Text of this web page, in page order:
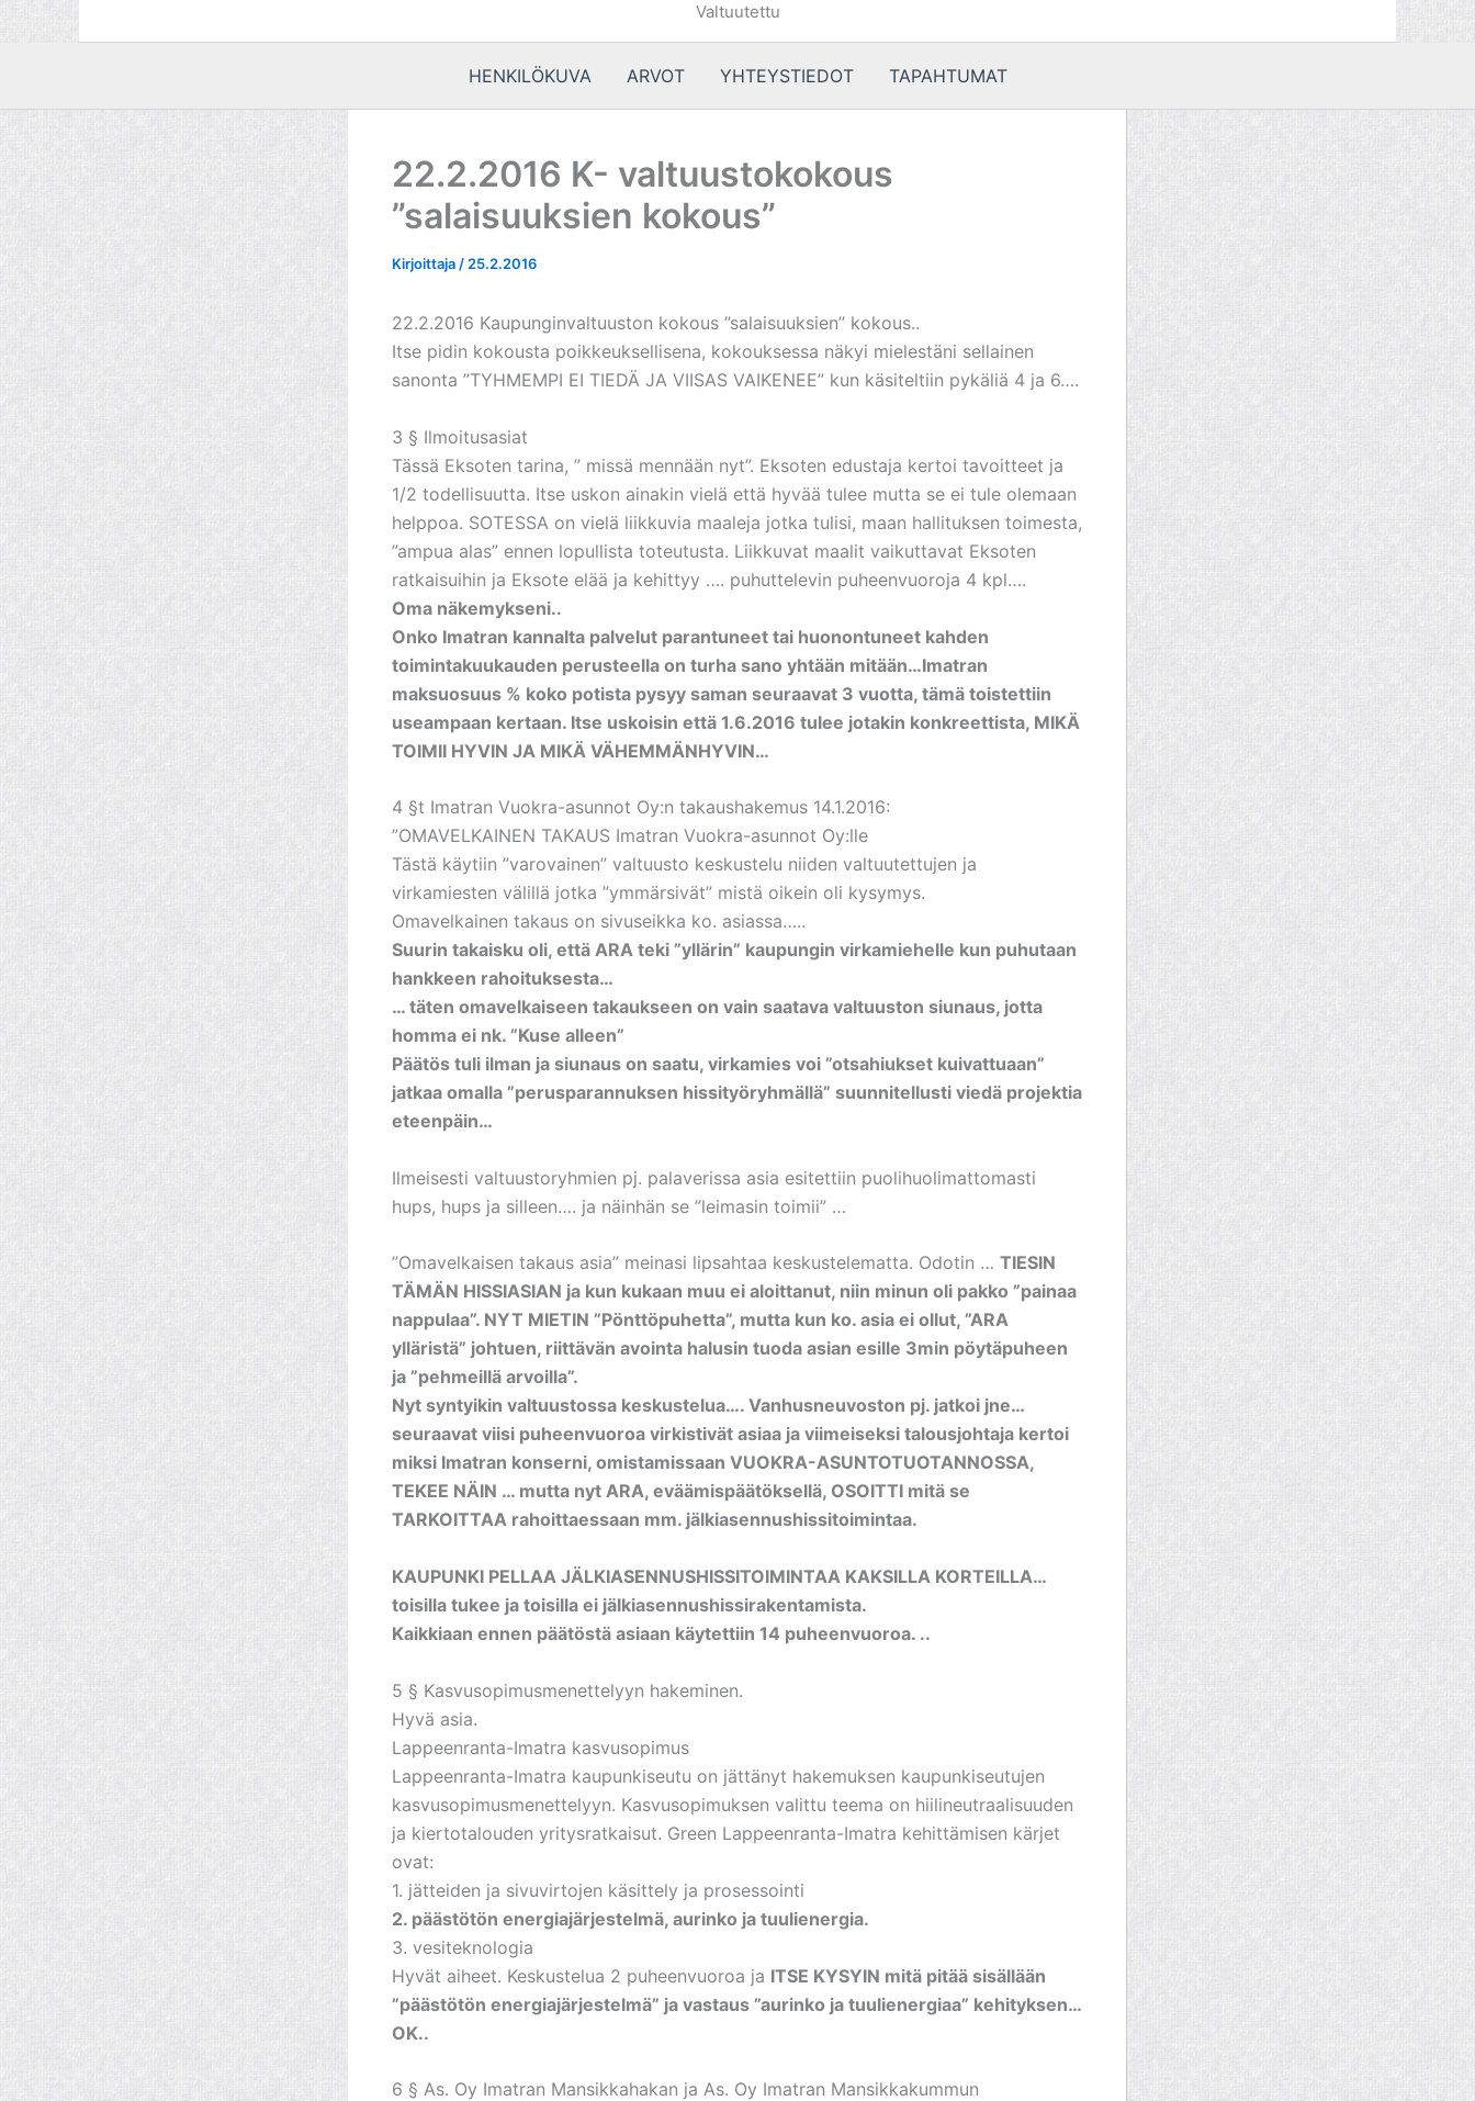
Valtuutettu
HENKILÖKUVA ARVOT YHTEYSTIEDOT TAPAHTUMAT
22.2.2016 K- valtuustokokous
”salaisuuksien kokous”
Kirjoittaja / 25.2.2016
22.2.2016 Kaupunginvaltuuston kokous ”salaisuuksien” kokous..
Itse pidin kokousta poikkeuksellisena, kokouksessa näkyi mielestäni sellainen
sanonta ”TYHMEMPI EI TIEDÄ JA VIISAS VAIKENEE” kun käsiteltiin pykäliä 4 ja 6….
3 § Ilmoitusasiat
Tässä Eksoten tarina, ” missä mennään nyt”. Eksoten edustaja kertoi tavoitteet ja
1/2 todellisuutta. Itse uskon ainakin vielä että hyvää tulee mutta se ei tule olemaan
helppoa. SOTESSA on vielä liikkuvia maaleja jotka tulisi, maan hallituksen toimesta,
”ampua alas” ennen lopullista toteutusta. Liikkuvat maalit vaikuttavat Eksoten
ratkaisuihin ja Eksote elää ja kehittyy …. puhuttelevin puheenvuoroja 4 kpl….
Oma näkemykseni..
Onko Imatran kannalta palvelut parantuneet tai huonontuneet kahden
toimintakuukauden perusteella on turha sano yhtään mitään…Imatran
maksuosuus % koko potista pysyy saman seuraavat 3 vuotta, tämä toistettiin
useampaan kertaan. Itse uskoisin että 1.6.2016 tulee jotakin konkreettista, MIKÄ
TOIMII HYVIN JA MIKÄ VÄHEMMÄNHYVIN…
4 §t Imatran Vuokra-asunnot Oy:n takaushakemus 14.1.2016:
”OMAVELKAINEN TAKAUS Imatran Vuokra-asunnot Oy:lle
Tästä käytiin ”varovainen” valtuusto keskustelu niiden valtuutettujen ja
virkamiesten välillä jotka ”ymmärsivät” mistä oikein oli kysymys.
Omavelkainen takaus on sivuseikka ko. asiassa…..
Suurin takaisku oli, että ARA teki ”yllärin” kaupungin virkamiehelle kun puhutaan
hankkeen rahoituksesta…
… täten omavelkaiseen takaukseen on vain saatava valtuuston siunaus, jotta
homma ei nk. ”Kuse alleen”
Päätös tuli ilman ja siunaus on saatu, virkamies voi ”otsahiukset kuivattuaan”
jatkaa omalla ”perusparannuksen hissityöryhmällä” suunnitellusti viedä projektia
eteenpäin…
Ilmeisesti valtuustoryhmien pj. palaverissa asia esitettiin puolihuolimattomasti
hups, hups ja silleen…. ja näinhän se ”leimasin toimii” …
”Omavelkaisen takaus asia” meinasi lipsahtaa keskustelematta. Odotin … TIESIN
TÄMÄN HISSIASIAN ja kun kukaan muu ei aloittanut, niin minun oli pakko ”painaa
nappulaa”. NYT MIETIN ”Pönttöpuhetta”, mutta kun ko. asia ei ollut, ”ARA
ylläristä” johtuen, riittävän avointa halusin tuoda asian esille 3min pöytäpuheen
ja ”pehmeillä arvoilla”.
Nyt syntyikin valtuustossa keskustelua…. Vanhusneuvoston pj. jatkoi jne…
seuraavat viisi puheenvuoroa virkistivät asiaa ja viimeiseksi talousjohtaja kertoi
miksi Imatran konserni, omistamissaan VUOKRA-ASUNTOTUOTANNOSSA,
TEKEE NÄIN … mutta nyt ARA, eväämispäätöksellä, OSOITTI mitä se
TARKOITTAA rahoittaessaan mm. jälkiasennushissitoimintaa.
KAUPUNKI PELLAA JÄLKIASENNUSHISSITOIMINTAA KAKSILLA KORTEILLA…
toisilla tukee ja toisilla ei jälkiasennushissirakentamista.
Kaikkiaan ennen päätöstä asiaan käytettiin 14 puheenvuoroa. ..
5 § Kasvusopimusmenettelyyn hakeminen.
Hyvä asia.
Lappeenranta-Imatra kasvusopimus
Lappeenranta-Imatra kaupunkiseutu on jättänyt hakemuksen kaupunkiseutujen
kasvusopimusmenettelyyn. Kasvusopimuksen valittu teema on hiilineutraalisuuden
ja kiertotalouden yritysratkaisut. Green Lappeenranta-Imatra kehittämisen kärjet
ovat:
1. jätteiden ja sivuvirtojen käsittely ja prosessointi
2. päästötön energiajärjestelmä, aurinko ja tuulienergia.
3. vesiteknologia
Hyvät aiheet. Keskustelua 2 puheenvuoroa ja ITSE KYSYIN mitä pitää sisällään
”päästötön energiajärjestelmä” ja vastaus ”aurinko ja tuulienergiaa” kehityksen…
OK..
6 § As. Oy Imatran Mansikkahakan ja As. Oy Imatran Mansikkakummun